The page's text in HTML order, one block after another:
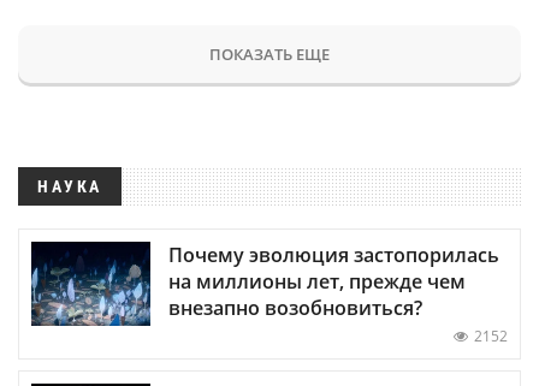
ПОКАЗАТЬ ЕЩЕ
НАУКА
Почему эволюция застопорилась
на миллионы лет, прежде чем
внезапно возобновиться?
2152